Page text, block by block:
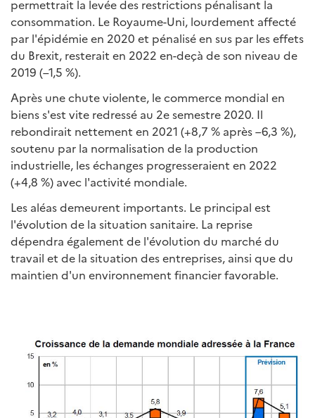
permettrait la levée des restrictions pénalisant la
consommation. Le Royaume-Uni, lourdement affecté
par l'épidémie en 2020 et pénalisé en sus par les effets
du Brexit, resterait en 2022 en-deçà de son niveau de
2019 (–1,5 %).
Après une chute violente, le commerce mondial en
biens s'est vite redressé au 2e semestre 2020. Il
rebondirait nettement en 2021 (+8,7 % après –6,3 %),
soutenu par la normalisation de la production
industrielle, les échanges progresseraient en 2022
(+4,8 %) avec l'activité mondiale.
Les aléas demeurent importants. Le principal est
l'évolution de la situation sanitaire. La reprise
dépendra également de l'évolution du marché du
travail et de la situation des entreprises, ainsi que du
maintien d'un environnement financier favorable.